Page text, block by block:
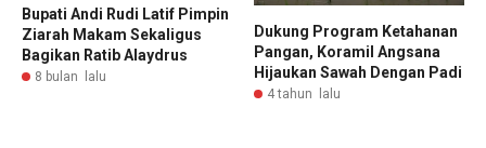
Bupati Andi Rudi Latif Pimpin
Ziarah Makam Sekaligus
Bagikan Ratib Alaydrus
8 bulan lalu
Dukung Program Ketahanan
Pangan, Koramil Angsana
Hijaukan Sawah Dengan Padi
4 tahun lalu